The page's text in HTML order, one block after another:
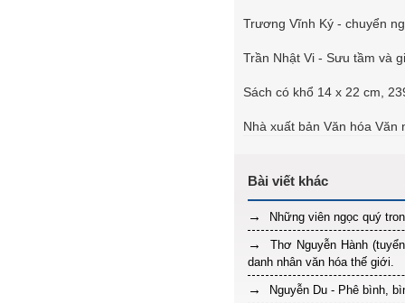
Trương Vĩnh Ký - chuyển
Trần Nhật Vi - Sưu tầm và
Sách có khổ 14 x 22 cm,
Nhà xuất bản Văn hóa Văn
Những viên ngọc quý
Thơ Nguyễn Hành
danh nhân văn hóa thế giới.
Nguyễn Du - Phê bình,